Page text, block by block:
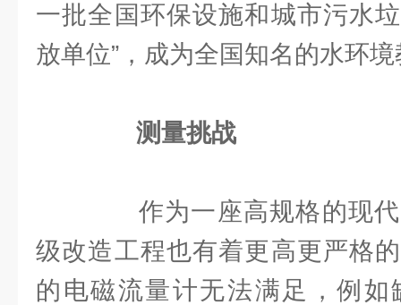
一批全国环保设施和城市污水
放单位”，成为全国知名的水环
测量挑战
作为一座高规格的现代
级改造工程也有着更高更严格
的电磁流量计无法满足，例